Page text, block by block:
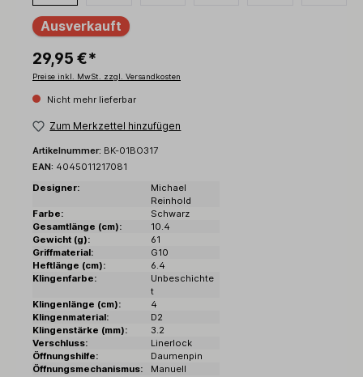
Ausverkauft
29,95 €*
Preise inkl. MwSt. zzgl. Versandkosten
Nicht mehr lieferbar
Zum Merkzettel hinzufügen
Artikelnummer: BK-01BO317
EAN: 4045011217081
Designer:
Michael
Reinhold
Farbe:
Schwarz
Gesamtlänge (cm):
10.4
Gewicht (g):
61
Griffmaterial:
G10
Heftlänge (cm):
6.4
Klingenfarbe:
Unbeschichte
t
Klingenlänge (cm):
4
Klingenmaterial:
D2
Klingenstärke (mm):
3.2
Verschluss:
Linerlock
Öffnungshilfe:
Daumenpin
Öffnungsmechanismus:
Manuell